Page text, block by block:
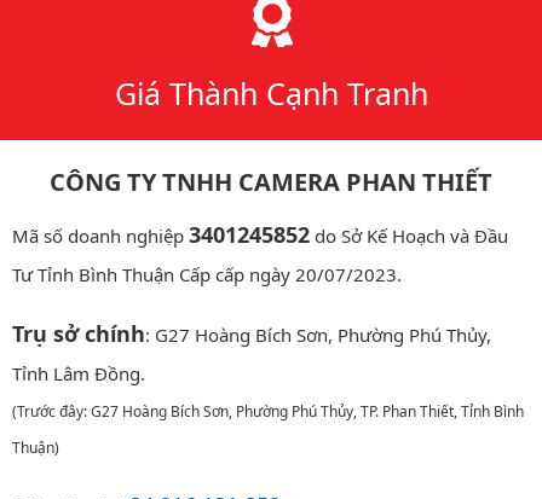
Giá Thành Cạnh Tranh
CÔNG TY TNHH CAMERA PHAN THIẾT
Mã số doanh nghiệp 3401245852 do Sở Kế Hoạch và Đầu
Tư Tỉnh Bình Thuận Cấp cấp ngày 20/07/2023.
Trụ sở chính: G27 Hoàng Bích Sơn, Phường Phú Thủy,
Tỉnh Lâm Đồng.
(Trước đây: G27 Hoàng Bích Sơn, Phường Phú Thủy, TP. Phan Thiết, Tỉnh Bình
Thuận)